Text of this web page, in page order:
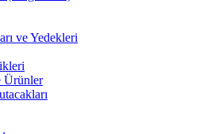
ve Yedekleri
Ürünler